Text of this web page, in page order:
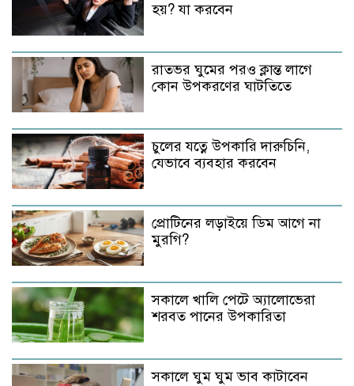
হয়? যা করবেন
রাতভর ঘুমের পরও ক্লান্ত লাগে
কোন উপকরণের ঘাটতিতে
চুলের যত্নে উপকারি দারুচিনি,
যেভাবে ব্যবহার করবেন
প্রোটিনের লড়াইয়ে ডিম আগে না
মুরগি?
সকালে খালি পেটে অ্যালোভেরা
শরবত পানের উপকারিতা
সকালে ঘুম ঘুম ভাব কাটাবেন